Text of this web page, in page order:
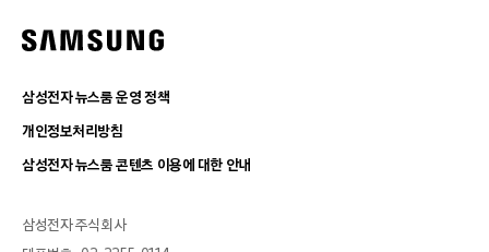
삼성전자 뉴스룸 운영 정책
개인정보처리방침
삼성전자 뉴스룸 콘텐츠 이용에 대한 안내
삼성전자 주식회사